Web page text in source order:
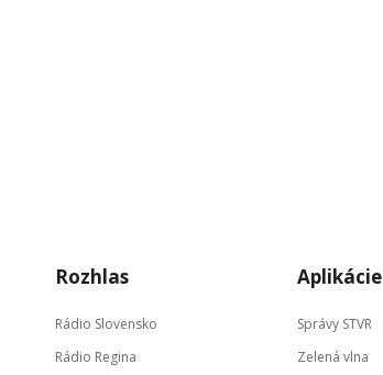
Rozhlas
Rádio Slovensko
Rádio Regina
Aplikácie
Správy STVR
Zelená vlna